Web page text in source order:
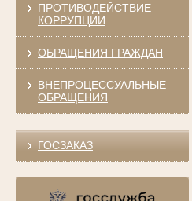
ПРОТИВОДЕЙСТВИЕ
КОРРУПЦИИ
ОБРАЩЕНИЯ ГРАЖДАН
ВНЕПРОЦЕССУАЛЬНЫЕ
ОБРАЩЕНИЯ
ГОСЗАКАЗ